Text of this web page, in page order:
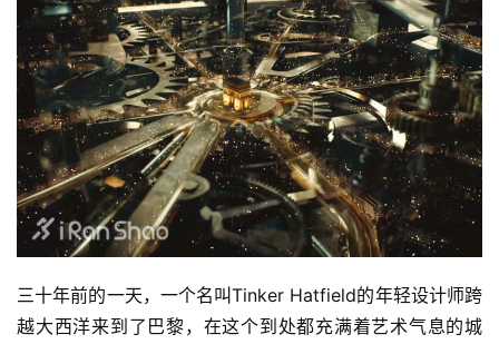
三十年前的一天，一个名叫Tinker Hatfield的年轻设计师跨
越大西洋来到了巴黎，在这个到处都充满着艺术气息的城